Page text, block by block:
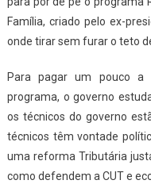
Família, criado pelo ex-
onde tirar sem furar o teto
Para pagar um pouco a
programa, o governo
os técnicos do governo
técnicos têm vontade
uma reforma Tributária
como defendem a CUT e